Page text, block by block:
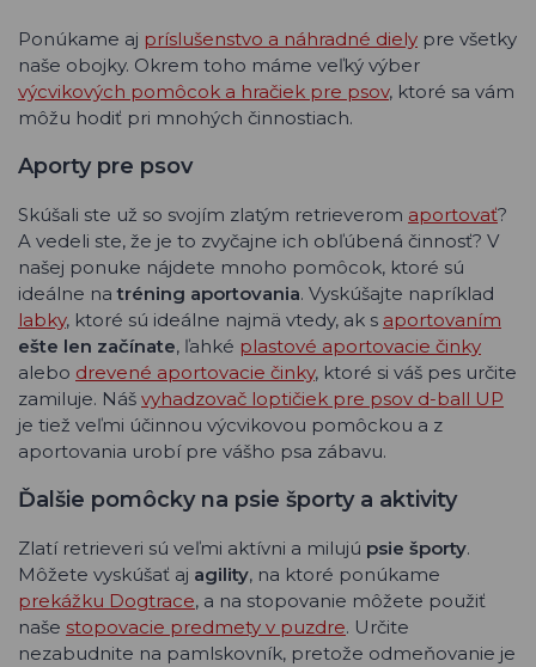
Ponúkame aj príslušenstvo a náhradné diely pre všetky
naše obojky. Okrem toho máme veľký výber
výcvikových pomôcok a hračiek pre psov, ktoré sa vám
môžu hodiť pri mnohých činnostiach.
Aporty pre psov
Skúšali ste už so svojím zlatým retrieverom aportovať?
A vedeli ste, že je to zvyčajne ich obľúbená činnosť? V
našej ponuke nájdete mnoho pomôcok, ktoré sú
ideálne natréning aportovania. Vyskúšajte napríklad
labky, ktoré sú ideálne najmä vtedy, ak s aportovaním
ešte len začínate, ľahké plastové aportovacie činky
alebo drevené aportovacie činky, ktoré si váš pes určite
zamiluje. Náš vyhadzovač loptičiek pre psov d-ball UP
je tiež veľmi účinnou výcvikovou pomôckou a z
aportovania urobí pre vášho psa zábavu.
Ďalšie pomôcky na psie športy a aktivity
Zlatí retrieveri sú veľmi aktívni a milujú psie športy.
Môžete vyskúšať aj agility, na ktoré ponúkame
prekážku Dogtrace, a na stopovanie môžete použiť
naše stopovacie predmety v puzdre. Určite
nezabudnite na pamlskovník, pretože odmeňovanie je